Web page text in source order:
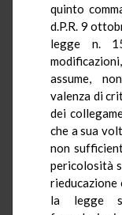
quinto
d.P.R. 9
legge n.
assume,
valenza di
dei
che a sua
non
pericolosità
rieducazione
la legge